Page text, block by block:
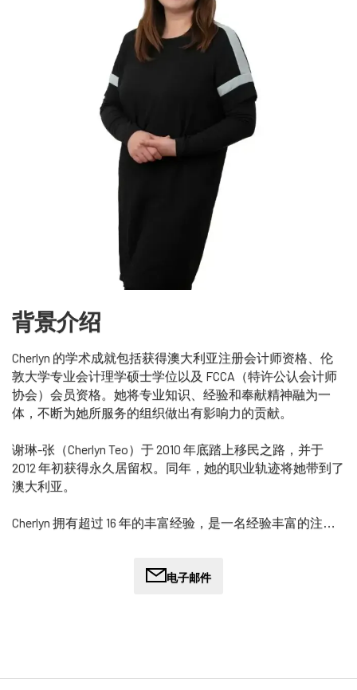
背景介绍
Cherlyn 的学术成就包括获得澳大利亚注册会计师资格、伦
敦大学专业会计理学硕士学位以及 FCCA（特许公认会计师
协会）会员资格。她将专业知识、经验和奉献精神融为一
体，不断为她所服务的组织做出有影响力的贡献。
谢琳-张（Cherlyn Teo）于 2010 年底踏上移民之路，并于
2012 年初获得永久居留权。同年，她的职业轨迹将她带到了
澳大利亚。
Cherlyn 拥有超过 16 年的丰富经验，是一名经验丰富的注册
业公司，包括广告、媒体、教育、零售、IT、市场营销、零
电子邮件